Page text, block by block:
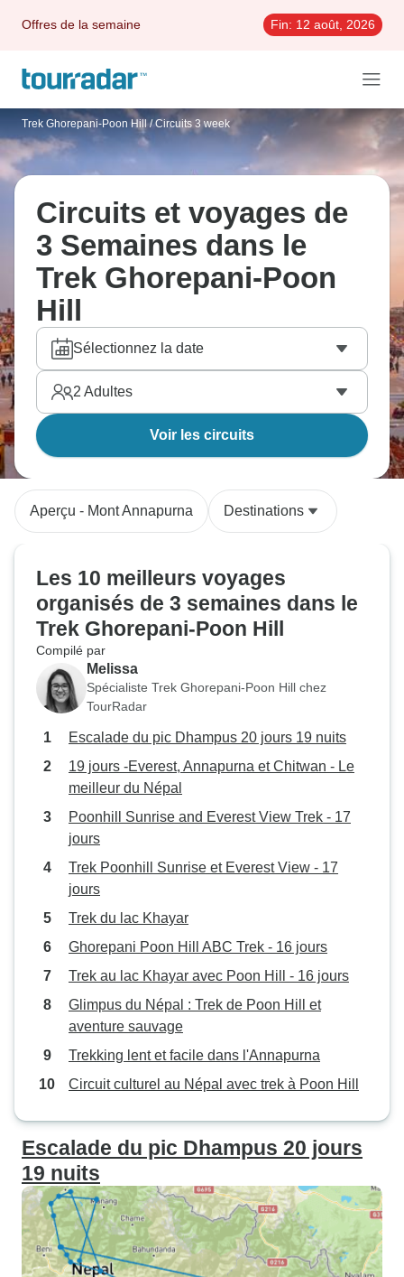
Offres de la semaine Fin: 12 août, 2026
Trek Ghorepani-Poon Hill / Circuits 3 week
Circuits et voyages de
3 Semaines dans le
Trek Ghorepani-Poon
Hill
Sélectionnez la date
2 Adultes
Voir les circuits
Aperçu - Mont Annapurna Destinations
Les 10 meilleurs voyages
organisés de 3 semaines dans le
Trek Ghorepani-Poon Hill
Compilé par
Melissa
Spécialiste Trek Ghorepani-Poon Hill chez
TourRadar
Escalade du pic Dhampus 20 jours 19 nuits
19 jours -Everest, Annapurna et Chitwan - Le
meilleur du Népal
Poonhill Sunrise and Everest View Trek - 17
jours
Trek Poonhill Sunrise et Everest View - 17
jours
Trek du lac Khayar
Ghorepani Poon Hill ABC Trek - 16 jours
Trek au lac Khayar avec Poon Hill - 16 jours
Glimpus du Népal : Trek de Poon Hill et
aventure sauvage
Trekking lent et facile dans l'Annapurna
Circuit culturel au Népal avec trek à Poon Hill
Escalade du pic Dhampus 20 jours
19 nuits